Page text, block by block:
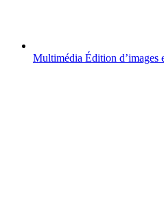
Multimédia Édition d’images